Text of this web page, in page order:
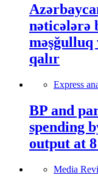
nəticələrə
məşğulluq
qalır
Express
BP and
spending
output at
Media